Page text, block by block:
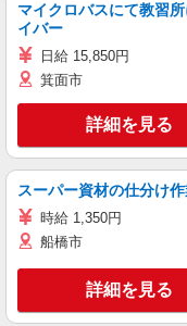
マイクロバスにて教習
イバー
日給 15,850円
箕面市
詳細を見る
スーパー資材の仕分け
時給 1,350円
船橋市
詳細を見る